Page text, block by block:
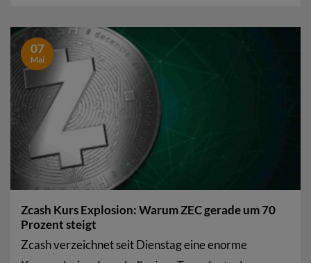
Zcash Kurs Explosion: Warum ZEC gerade um 70
Prozent steigt
Zcash verzeichnet seit Dienstag eine enorme
07
Mai